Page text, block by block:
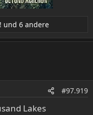
und 6 andere
#97.919
Lakes